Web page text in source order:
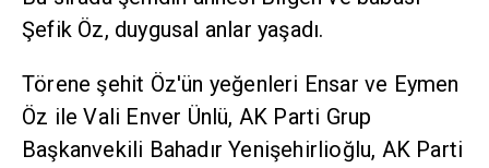
Şefik Öz, duygusal anlar yaşadı.
Törene şehit Öz'ün yeğenleri Ensar ve Eymen
Öz ile Vali Enver Ünlü, AK Parti Grup
Başkanvekili Bahadır Yenişehirlioğlu, AK Parti